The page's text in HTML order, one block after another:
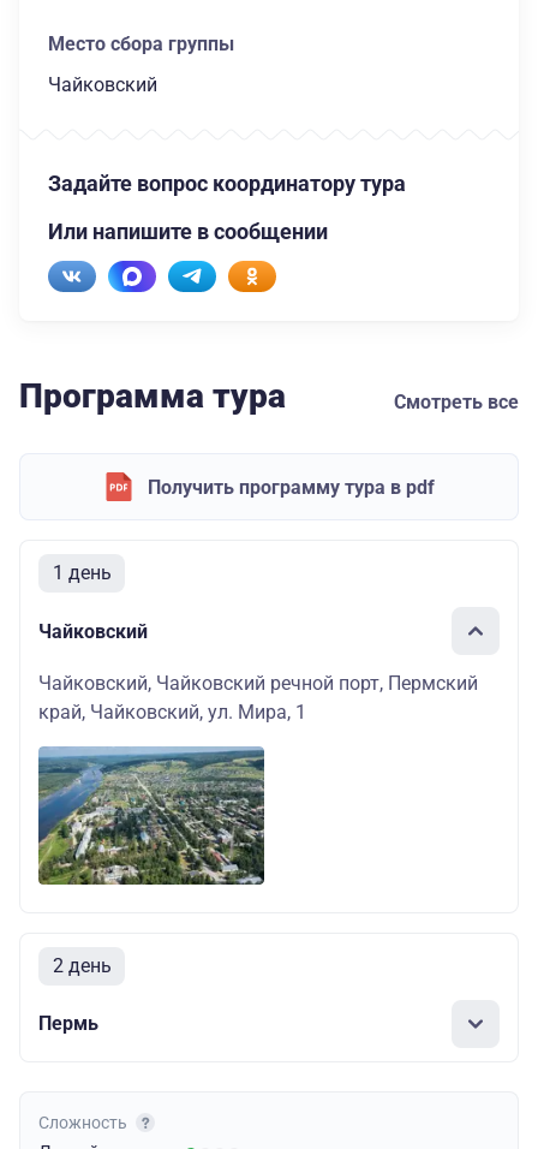
Место сбора группы
Чайковский
Задайте вопрос координатору тура
Или напишите в сообщении
Программа тура Смотреть все
Получить программу тура в pdf
1 день
Чайковский
Чайковский, Чайковский речной порт, Пермский
край, Чайковский, ул. Мира, 1
2 день
Пермь
Сложность